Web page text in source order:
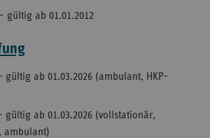
gültig ab 01.01.2012
gültig ab 01.03.2026 (ambulant, HKP-
gültig ab 01.03.2026 (vollstationär,
ambulant)